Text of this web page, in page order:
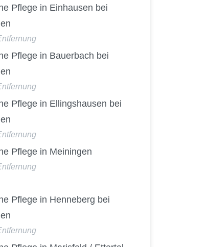
Pflege in Einhausen bei
Pflege in Bauerbach bei
Pflege in Ellingshausen bei
Pflege in Meiningen
Pflege in Henneberg bei